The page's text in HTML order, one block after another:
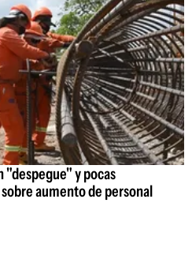
"despegue" y pocas
aumento de personal